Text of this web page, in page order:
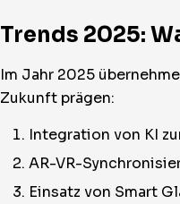
Trends 2025:
Im Jahr 2025
Zukunft prägen:
Integration von KI
AR-VR-
Einsatz von Smart